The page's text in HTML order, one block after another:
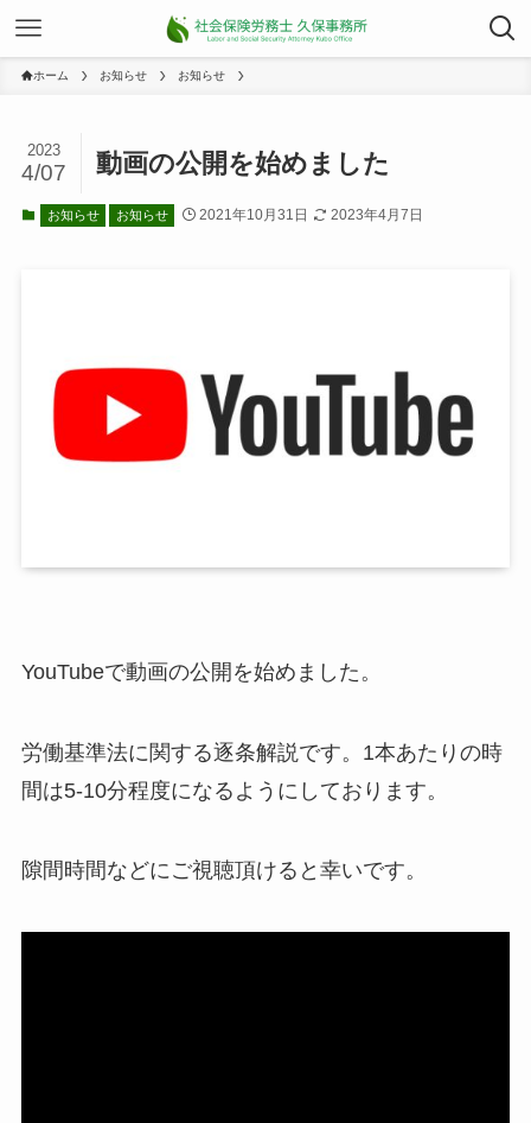
ホーム お知らせ お知らせ
動画の公開を始めました
2023
4/07
お知らせ お知らせ 2021年10月31日 2023年4月7日
YouTubeで動画の公開を始めました。
労働基準法に関する逐条解説です。1本あたりの時
間は5-10分程度になるようにしております。
隙間時間などにご視聴頂けると幸いです。